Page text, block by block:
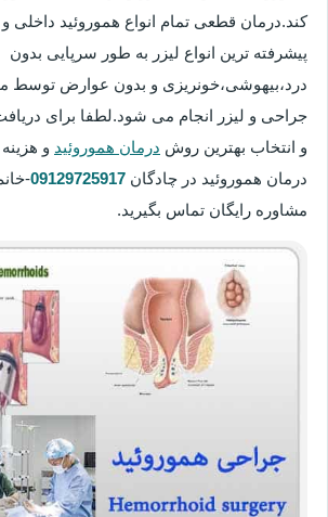
کند.درمان قطعی تمام انواع هموروئید داخلی
پیشرفته ترین انواع لیزر به طور سرپایی بدون
درد،بیهوشی،خونریزی و بدون عوارض توسط
جراحی و لیزر انجام می شود.لطفا برای
و انتخاب بهترین روش درمان هموروئید و
درمان هموروئید در چادگان 09129725917
-
مشاوره رایگان تماس بگیرید.